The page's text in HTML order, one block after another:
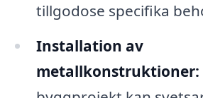
tillgodose specifika
Installation av
metallkonstruktioner: